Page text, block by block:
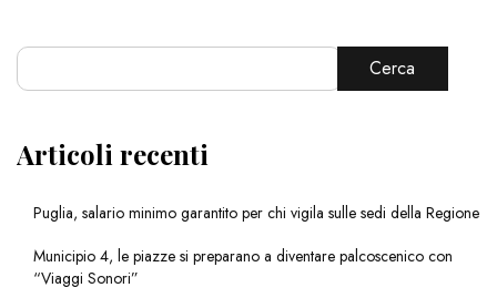
Cerca
Articoli recenti
Puglia, salario minimo garantito per chi vigila sulle sedi della Regione
Municipio 4, le piazze si preparano a diventare palcoscenico con
“Viaggi Sonori”